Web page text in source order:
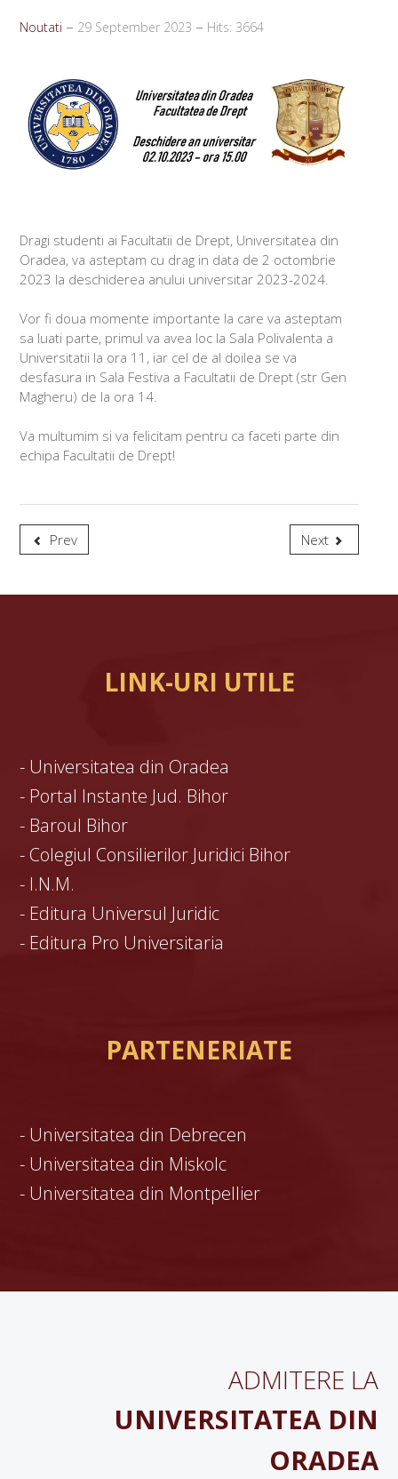
Noutati 29 September 2023 Hits: 3664
Dragi studenti ai Facultatii de Drept, Universitatea din
Oradea, va asteptam cu drag in data de 2 octombrie
2023 la deschiderea anului universitar 2023-2024.
Vor fi doua momente importante la care va asteptam
sa luati parte, primul va avea loc la Sala Polivalenta a
Universitatii la ora 11, iar cel de al doilea se va
desfasura in Sala Festiva a Facultatii de Drept (str Gen
Magheru) de la ora 14.
Va multumim si va felicitam pentru ca faceti parte din
echipa Facultatii de Drept!
Prev Next
LINK-URI UTILE
- Universitatea din Oradea
- Portal Instante Jud. Bihor
- Baroul Bihor
- Colegiul Consilierilor Juridici Bihor
- I.N.M.
- Editura Universul Juridic
- Editura Pro Universitaria
PARTENERIATE
- Universitatea din Debrecen
- Universitatea din Miskolc
- Universitatea din Montpellier
ADMITERE LA
UNIVERSITATEA DIN
ORADEA